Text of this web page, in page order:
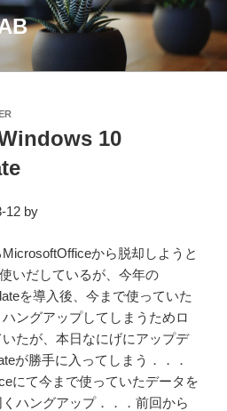
10
12 by
から脱却しようと
いだしているが、今年の
を導入後、今まで使っていた
ングアップしてしまうためロ
たが、本日なにげにアップデ
が勝手に入ってしまう．．．
にて今まで使っていたデータを
ハングアップ．．．前回から